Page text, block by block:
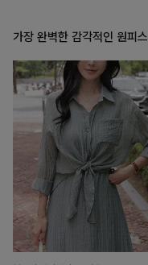
가장 완벽한 감각적인 원피스